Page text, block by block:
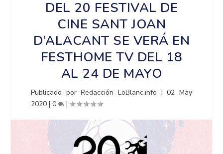
DEL 20 FESTIVAL DE
CINE SANT JOAN
D’ALACANT SE VERÁ EN
FESTHOME TV DEL 18
AL 24 DE MAYO
Publicado porRedacción LoBlanc.info |02 May
2020 |0 |